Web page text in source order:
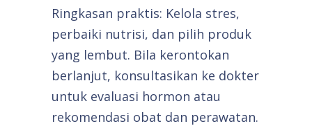
Ringkasan praktis: Kelola stres,
perbaiki nutrisi, dan pilih produk
yang lembut. Bila kerontokan
berlanjut, konsultasikan ke dokter
untuk evaluasi hormon atau
rekomendasi obat dan perawatan.